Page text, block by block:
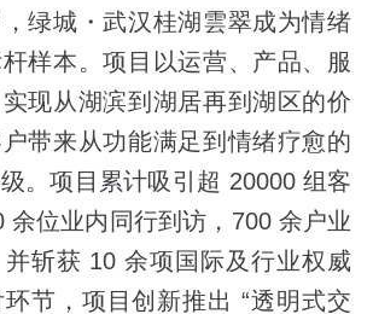
绿城・武汉桂湖雲翠成为情绪
样本。项目以运营、产品、服
现从湖滨到湖居再到湖区的价
带来从功能满足到情绪疗愈的
。项目累计吸引超 20000 组客
余位业内同行到访，700 余户业
斩获 10 余项国际及行业权威
节，项目创新推出 “透明式交